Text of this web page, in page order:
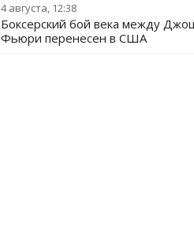
4 августа, 12:38
Боксерский бой века между
Фьюри перенесен в США